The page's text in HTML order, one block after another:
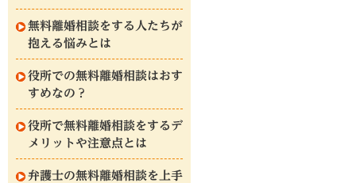
無料離婚相談をする人たちが
抱える悩みとは
役所での無料離婚相談はおす
すめなの？
役所で無料離婚相談をするデ
メリットや注意点とは
弁護士の無料離婚相談を上手